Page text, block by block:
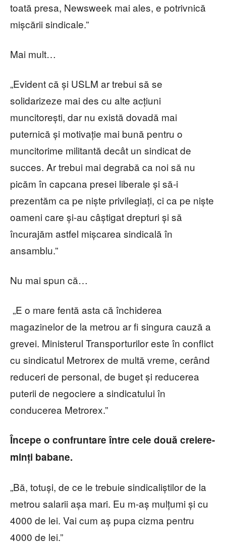
toată presa, Newsweek mai ales, e potrivnică
mișcării sindicale.”
Mai mult…
„Evident că și USLM ar trebui să se
solidarizeze mai des cu alte acțiuni
muncitorești, dar nu există dovadă mai
puternică și motivație mai bună pentru o
muncitorime militantă decât un sindicat de
succes. Ar trebui mai degrabă ca noi să nu
picăm în capcana presei liberale și să-i
prezentăm ca pe niște privilegiați, ci ca pe niște
oameni care și-au câștigat drepturi și să
încurajăm astfel mișcarea sindicală în
ansamblu.”
Nu mai spun că…
„E o mare fentă asta că închiderea
magazinelor de la metrou ar fi singura cauză a
grevei. Ministerul Transporturilor este în conflict
cu sindicatul Metrorex de multă vreme, cerând
reduceri de personal, de buget și reducerea
puterii de negociere a sindicatului în
conducerea Metrorex.”
Începe o confruntare între cele două creiere-
minți babane.
„Bă, totuși, de ce le trebuie sindicaliștilor de la
metrou salarii așa mari. Eu m-aș mulțumi și cu
4000 de lei. Vai cum aș pupa cizma pentru
4000 de lei.”